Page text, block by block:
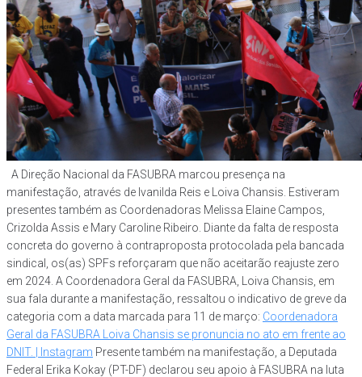
A Direção Nacional da FASUBRA marcou presença na
manifestação, através de Ivanilda Reis e Loiva Chansis. Estiveram
presentes também as Coordenadoras Melissa Elaine Campos,
Crizolda Assis e Mary Caroline Ribeiro. Diante da falta de resposta
concreta do governo à contraproposta protocolada pela bancada
sindical, os(as) SPFs reforçaram que não aceitarão reajuste zero
em 2024. A Coordenadora Geral da FASUBRA, Loiva Chansis, em
sua fala durante a manifestação, ressaltou o indicativo de greve da
categoria com a data marcada para 11 de março: Coordenadora
Geral da FASUBRA Loiva Chansis se pronuncia no ato em frente ao
DNIT. | Instagram Presente também na manifestação, a Deputada
Federal Erika Kokay (PT-DF) declarou seu apoio à FASUBRA na luta